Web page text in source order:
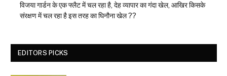
विजया गार्डन के एक फ्लैट में चल रहा है, देह व्यापार का गंदा खेल, आखिर किसके
संरक्षण में चल रहा है इस तरह का घिनौना खेल ??
EDITORS PICKS